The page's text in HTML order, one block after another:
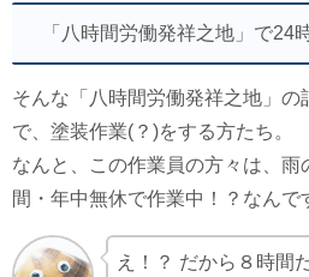
「八時間労働発祥之地」で24
そんな「八時間労働発祥之地」の
で、塗装作業(？)をする方たち。
なんと、この作業員の方々は、雨
間・年中無休で作業中！？なんで
え！？ だから８時間